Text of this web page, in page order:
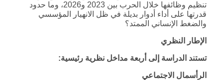
تنظيم وظائفها خلال الحرب بين 2023 و2026، وما حدود
قدرتها على أداء أدوار بديلة في ظل الانهيار المؤسسي
والضغط الإنساني الممتد؟
الإطار النظري
تستند الدراسة إلى أربعة مداخل نظرية رئيسية:
الرأسمال الاجتماعي